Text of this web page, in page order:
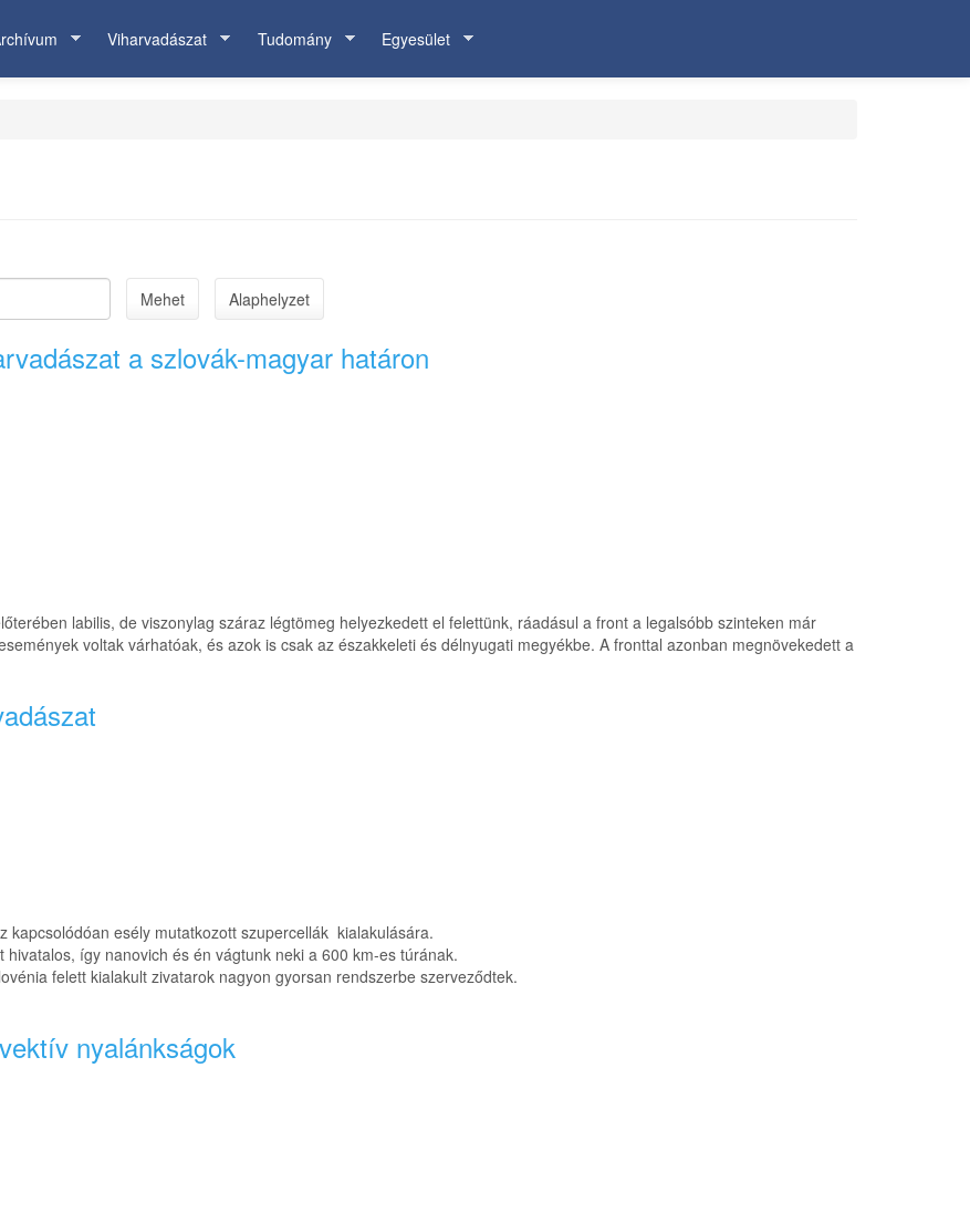
Viharvadászat Tudomány Egyesület
Mehet
Alaphelyzet
a szlovák-magyar határon
labilis, de viszonylag száraz légtömeg helyezkedett el felettünk, ráadásul a front a legalsóbb szinteken már
voltak várhatóak, és azok is csak az északkeleti és délnyugati megyékbe. A fronttal azonban megnövekedett a
esély mutatkozott szupercellák kialakulására.
így nanovich és én vágtunk neki a 600 km-es túrának.
felett kialakult zivatarok nagyon gyorsan rendszerbe szerveződtek.
nyalánkságok